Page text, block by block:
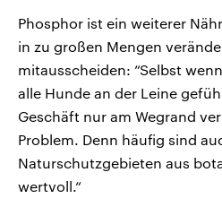
Phosphor ist ein weiterer
in zu großen Mengen
mitausscheiden: “Selbst
alle Hunde an der Leine
Geschäft nur am Wegrand
Problem. Denn häufig sind
Naturschutzgebieten aus
wertvoll.“